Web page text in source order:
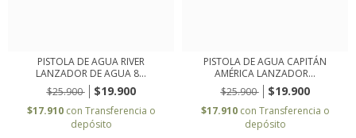
PISTOLA DE AGUA RIVER
LANZADOR DE AGUA 8...
$25.900
$19.900
$17.910 con Transferencia o
depósito
PISTOLA DE AGUA CAPITÁN
AMÉRICA LANZADOR...
$25.900
$19.900
$17.910 con Transferencia o
depósito